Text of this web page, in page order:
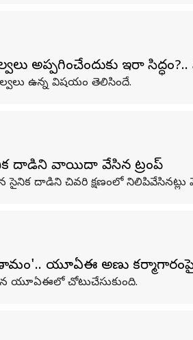
అప్పగించేందుకు ఇరాన్
ఉన్న విషయం తెలిసిందే.
దాడిని వాయిదా వేసిన ట్రంప్
సైనిక దాడిని చివరి క్షణంలో నిలిపివేసినట్లు
యూఏఈ అణు
యూఏఈలో చోటుచేసుకుంది.